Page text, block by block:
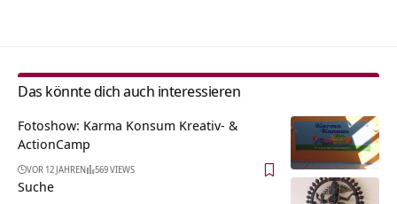
Das könnte dich auch interessieren
Fotoshow: Karma Konsum Kreativ- &
ActionCamp
VOR 12 JAHREN 569 VIEWS
Suche